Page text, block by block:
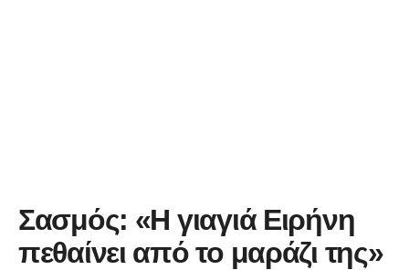
Σασμός: «Η γιαγιά Ειρήνη
πεθαίνει από το μαράζι της»